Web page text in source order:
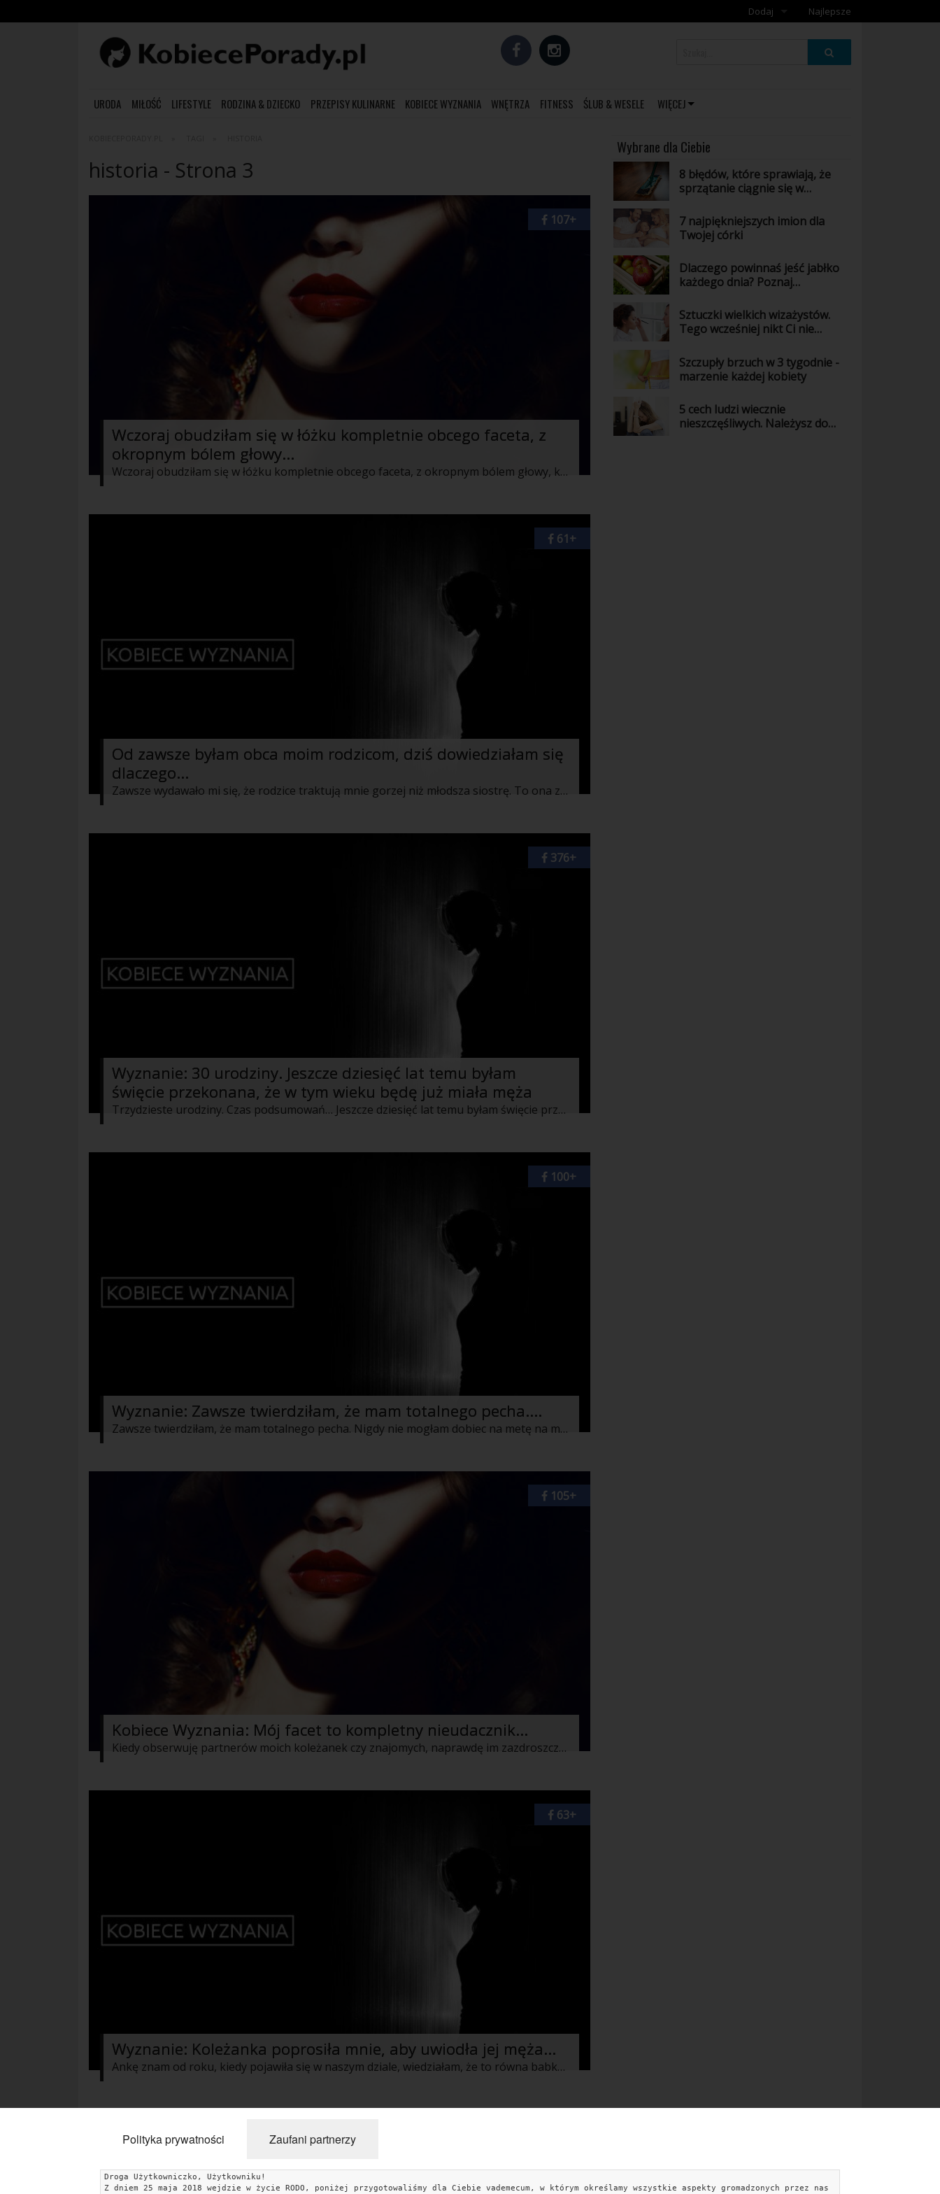
Dodaj
Najlepsze
URODA MIŁOŚĆ LIFESTYLE RODZINA & DZIECKO PRZEPISY KULINARNE KOBIECE WYZNANIA WNĘTRZA FITNESS ŚLUB & WESELE WIĘCEJ
historia - Strona 3
Wczoraj obudziłam się w łóżku kompletnie obcego faceta, z
okropnym bólem głowy...
Wczoraj obudziłam się w łóżku kompletnie obcego faceta, z okropnym bólem głowy, kacem –gigantem. Kiedy szybko wzięłam taksówkę i wróciłam do domu, podjęłam cholernie ważna życiową decyzję.
107+
Od zawsze byłam obca moim rodzicom, dziś dowiedziałam się
dlaczego...
Zawsze wydawało mi się, że rodzice traktują mnie gorzej niż młodsza siostrę. To ona zawsze dostawała najlepsze zabawki, była chwalona, całowana, brana na kolana – u mnie tego zabrakło.
61+
Wyznanie: 30 urodziny. Jeszcze dziesięć lat temu byłam
święcie przekonana, że w tym wieku będę już miała męża
Trzydzieste urodziny. Czas podsumowań… Jeszcze dziesięć lat temu byłam święcie przekonana, że w tym wieku będę już miała męża i dwoje dzieci, fajne mieszkanie lub domek z ogródkiem, samochód i psa…No cóż, tego dnia uświadomiłam sobie, że udał mi się tylko pies.
376+
Wyznanie: Zawsze twierdziłam, że mam totalnego pecha....
Zawsze twierdziłam, że mam totalnego pecha. Nigdy nie mogłam dobiec na metę na miejscu innym niż czwarte, przydarzało mi się całe mnóstwo głupich, idiotycznych wypadków, mimo wielkich starań nie mogłam osiągnąć tego, o czym marzyłam.
100+
Kobiece Wyznania: Mój facet to kompletny nieudacznik…
Kiedy obserwuję partnerów moich koleżanek czy znajomych, naprawdę im zazdroszczę. Mój facet to kompletny nieudacznik…
105+
Wyznanie: Koleżanka poprosiła mnie, aby uwiodła jej męża...
Ankę znam od roku, kiedy pojawiła się w naszym dziale, wiedziałam, że to równa babka i na pewno będzie świetną koleżanką z pracy. Nie myliłam się. Zaczęłyśmy razem jadać lunche, rozmawiać w przerwach, spotykać się na kawę czy zakupy po pracy.
63+
Wybrane dla Ciebie
8 błędów, które sprawiają, że
sprzątanie ciągnie się w
7 najpiękniejszych imion dla
Twojej córki
Dlaczego powinnaś jeść jabłko
każdego dnia? Poznaj
owocu
Sztuczki wielkich wizażystów.
Tego wcześniej nikt Ci nie
Szczupły brzuch w 3 tygodnie -
marzenie każdej kobiety
5 cech ludzi wiecznie
nieszczęśliwych. Należysz do
Polityka prywatności Zaufani partnerzy
Droga Użytkowniczko, Użytkowniku!
Z dniem 25 maja 2018 wejdzie w życie RODO, poniżej przygotowaliśmy dla Ciebie vademecum, w którym określamy wszystkie aspekty gromadzonych przez nas